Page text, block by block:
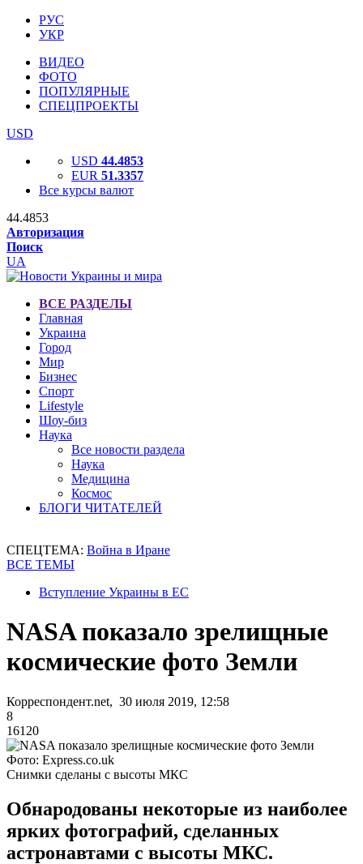
РУС
УКР
ВИДЕО
ФОТО
ПОПУЛЯРНЫЕ
СПЕЦПРОЕКТЫ
USD
USD 44.4853
EUR 51.3357
Все курсы валют
44.4853
Авторизация
Поиск
UA
ВСЕ РАЗДЕЛЫ
Главная
Украина
Город
Мир
Бизнес
Спорт
Lifestyle
Шоу-биз
Наука
Все новости раздела
Наука
Медицина
Космос
БЛОГИ ЧИТАТЕЛЕЙ
СПЕЦТЕМА: Война в Иране
ВСЕ ТЕМЫ
Вступление Украины в ЕС
NASA показало зрелищные
космические фото Земли
Корреспондент.net, 30 июля 2019, 12:58
8
16120
Фото: Express.co.uk
Снимки сделаны с высоты МКС
Обнародованы некоторые из наиболее
ярких фотографий, сделанных
астронавтами с высоты МКС.